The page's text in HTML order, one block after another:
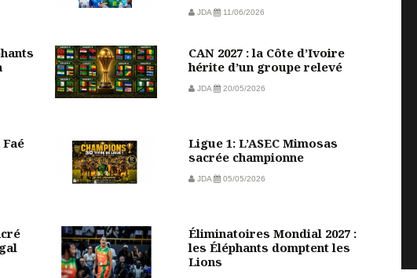
JDA 11/06/2026
CAN 2027 : la Côte d’Ivoire
hérite d’un groupe relevé
JDA 20/05/2026
Ligue 1: L’ASEC Mimosas
sacrée championne
JDA 05/05/2026
Éliminatoires Mondial 2027 :
les Éléphants domptent les
Lions